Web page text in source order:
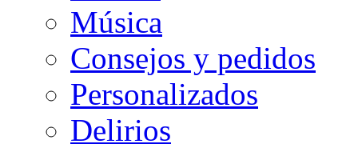
Música
Consejos y pedidos
Personalizados
Delirios